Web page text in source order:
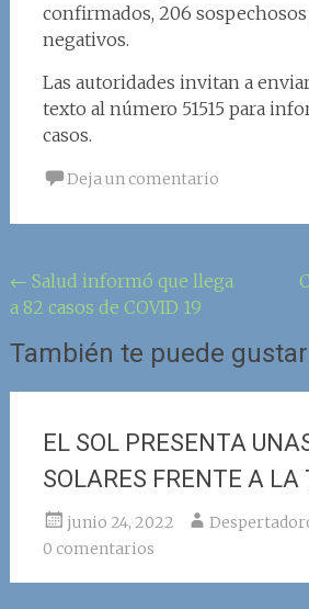
confirmados, 206 sospechosos
negativos.
Las autoridades invitan a
texto al número 51515 para
casos.
Deja un comentario
Navegación
de
la
entrada
← Salud informó que llega
a 82 casos de COVID 19
También te puede gustar
EL SOL PRESENTA
SOLARES FRENTE A LA
junio 24, 2022
0 comentarios